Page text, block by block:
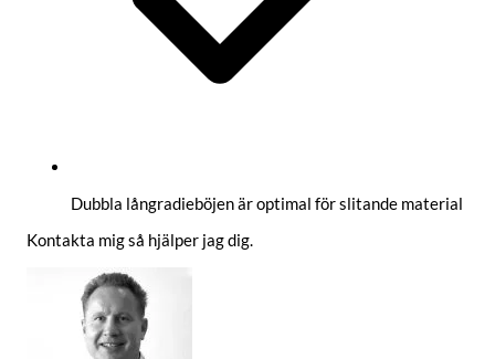
Dubbla långradieböjen är optimal för slitande material
Kontakta mig så hjälper jag dig.